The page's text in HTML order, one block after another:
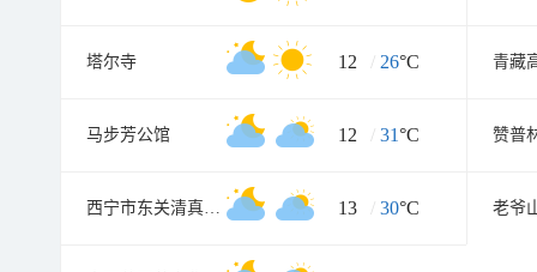
塔尔寺 12 / 26°C
马步芳公馆 12 / 31°C 赞普
西宁市东关清真大寺 13 / 30°C 老爷